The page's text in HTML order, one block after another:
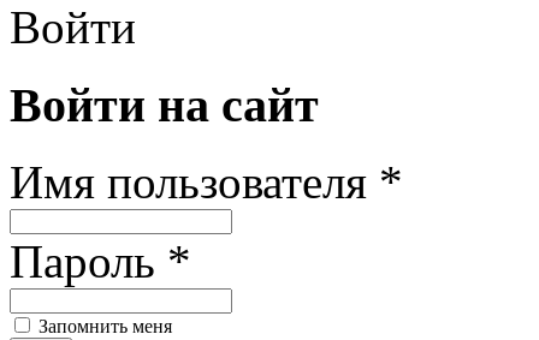
Войти
Войти на сайт
Имя пользователя *
Пароль *
Запомнить меня